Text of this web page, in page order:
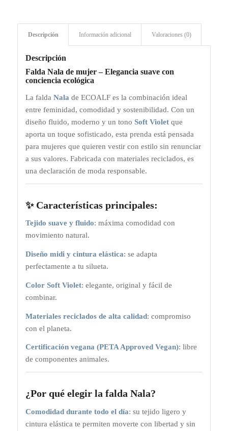
Descripción Información adicional Valoraciones (0)
Descripción
Falda Nala de mujer – Elegancia suave con
conciencia ecológica
La falda Nala de ECOALF es la combinación ideal
entre feminidad, comodidad y sostenibilidad. Con un
diseño fluido, moderno y un tono Soft Violetque
aporta un toque sofisticado, esta prenda está pensada
para mujeres que quieren vestir con estilo sin renunciar
a sus valores. Fabricada con materiales reciclados, es
una declaración de moda responsable.
✨ Características principales:
Tejido suave y fluido: máxima comodidad con
movimiento natural.
Diseño midi y cintura elástica: se adapta
perfectamente a tu silueta.
Color Soft Violet: elegante, original y fácil de
combinar.
Materiales reciclados de alta calidad: compromiso
con el planeta.
Certificación vegana (PETA Approved Vegan): libre
de componentes animales.
¿Por qué elegir la falda Nala?
Comodidad durante todo el día: su tejido ligero y
cintura elástica te permiten moverte con libertad y sin